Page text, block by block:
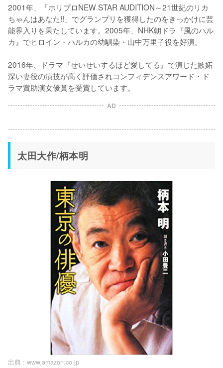
2001年、「ホリプロNEW STAR AUDITION～21世紀のリカ
ちゃんはあなた!!」でグランプリを獲得したのをきっかけに芸
能界入りを果たしています。2005年、NHK朝ドラ『風のハル
カ』でヒロイン・ハルカの幼馴染・山中万里子役を好演。
2016年、ドラマ『せいせいするほど愛してる』で演じた嫉妬
深い妻役の演技が高く評価されコンフィデンスアワード・ド
ラマ賞助演女優賞を受賞しています。
AD
太田大作/柄本明
出典 : www.amazon.co.jp